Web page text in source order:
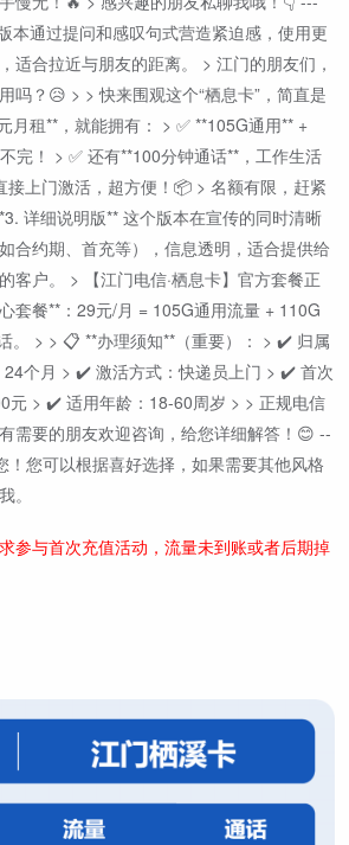
本通过提问和感叹句式营造紧迫感，使用更
适合拉近与朋友的距离。 > 江门的朋友们，
吗？😥 > > 快来围观这个“栖息卡”，简直是
月租**，就能拥有： > ✅ **105G通用** +
完！ > ✅ 还有**100分钟通话**，工作生活
接上门激活，超方便！📦 > 名额有限，赶紧
详细说明版** 这个版本在宣传的同时清晰
合约期、首充等），信息透明，适合提供给
客户。 > 【江门电信·栖息卡】官方套餐正
套餐**：29元/月 = 105G通用流量 + 110G
。 > > 📋 **办理须知**（重要）： > ✔️ 归属
个月 > ✔️ 激活方式：快递员上门 > ✔️ 首次
元 > ✔️ 适用年龄：18-60周岁 > > 正规电信
需要的朋友欢迎咨询，给您详细解答！😊 --
！您可以根据喜好选择，如果需要其他风格
。
参与首次充值活动，流量未到账或者后期掉